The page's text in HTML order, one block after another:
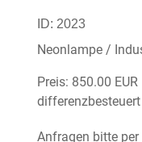
ID: 2023
Neonlampe /
Preis: 850.00 EUR
Anfragen bitte